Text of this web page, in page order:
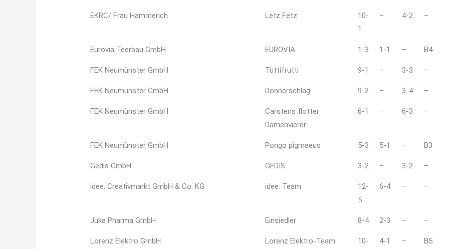
EKRC/ Frau Hammerich Letz Fetz
10-
1
– 4-2 –
Eurovia Teerbau GmbH EUROVIA 1-3 1-1 – B4
FEK Neumünster GmbH Tuttifrutti 9-1 – 3-3 –
FEK Neumünster GmbH Donnerschlag 9-2 – 3-4 –
FEK Neumünster GmbH
Carstens flotter
Damenvierer
6-1 – 6-3 –
FEK Neumünster GmbH Pongo pigmaeus 5-3 5-1 – B3
Gedis GmbH GEDIS 3-2 – 3-2 –
idee. Creativmarkt GmbH & Co. KG idee. Team
12-
5
6-4 – –
Juka Pharma GmbH Einsiedler 8-4 2-3 – –
Lorenz Elektro GmbH Lorenz Elektro-Team
10-
4-1 – B5